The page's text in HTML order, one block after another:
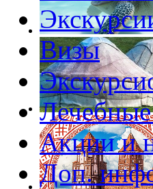
Визы
Акции и
Доп.